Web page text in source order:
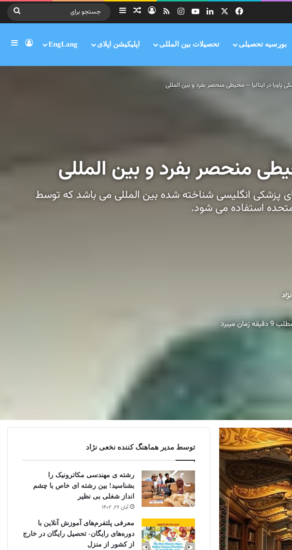
فیس بوک لینکدینیوتیوباینستاگرام
خوراک ورود نوشته تصادفی
سایدبار
بورسیه تحصیلی تحصیلات بین المللی اپلیکیشن اپلای EngLang ورود
پاویا در ایتالیا – محیطی منحصر بفرد و بین المللی
منحصر بفرد و بین المللی
پزشکی انگلیسی شناخته شده بین المللی می باشد که توسط
استفاده می شود.
میبرد
توسط مدیر هماهنگ کننده نخعی نژاد
رشته ی مهندسی مکاترونیک را
بشناسید! بین رشته ای خاص با چشم
انداز شغلی بی نظیر
آبان ۲۶, ۱۴۰۲
معرفی پلتفرم‌های آموزش آنلاین با
دوره‌های رایگان- تحصیل رایگان در خارج
از کشور از منزل